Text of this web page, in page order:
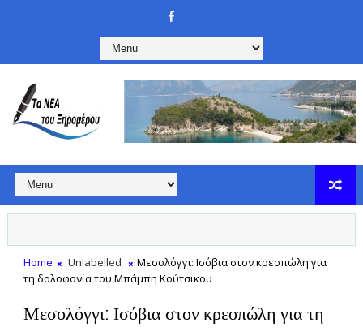
Home Unlabelled
Μεσολόγγι: Ισόβια στον κρεοπώλη για
τη δολοφονία του Μπάμπη Κούτσικου
Μεσολόγγι: Ισόβια στον κρεοπώλη για τη